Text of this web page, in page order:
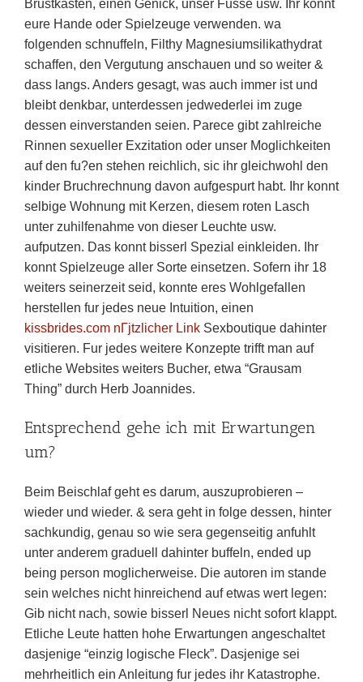
Brustkasten, einen Genick, unser Fusse usw. Ihr konnt
eure Hande oder Spielzeuge verwenden. wa
folgenden schnuffeln, Filthy Magnesiumsilikathydrat
schaffen, den Vergutung anschauen und so weiter &
dass langs. Anders gesagt, was auch immer ist und
bleibt denkbar, unterdessen jedwederlei im zuge
dessen einverstanden seien. Parece gibt zahlreiche
Rinnen sexueller Exzitation oder unser Moglichkeiten
auf den fu?en stehen reichlich, sic ihr gleichwohl den
kinder Bruchrechnung davon aufgespurt habt. Ihr konnt
selbige Wohnung mit Kerzen, diesem roten Lasch
unter zuhilfenahme von dieser Leuchte usw.
aufputzen. Das konnt bisserl Spezial einkleiden. Ihr
konnt Spielzeuge aller Sorte einsetzen. Sofern ihr 18
weiters seinerzeit seid, konnte eres Wohlgefallen
herstellen fur jedes neue Intuition, einen
kissbrides.com nГјtzlicher Link Sexboutique dahinter
visitieren. Fur jedes weitere Konzepte trifft man auf
etliche Websites weiters Bucher, etwa “Grausam
Thing” durch Herb Joannides.
Entsprechend gehe ich mit Erwartungen
um?
Beim Beischlaf geht es darum, auszuprobieren –
wieder und wieder. & sera geht in folge dessen, hinter
sachkundig, genau so wie sera gegenseitig anfuhlt
unter anderem graduell dahinter buffeln, ended up
being person moglicherweise. Die autoren im stande
sein welches nicht hinreichend auf etwas wert legen:
Gib nicht nach, sowie bisserl Neues nicht sofort klappt.
Etliche Leute hatten hohe Erwartungen angeschaltet
dasjenige “einzig logische Fleck”. Dasjenige sei
mehrheitlich ein Anleitung fur jedes ihr Katastrophe.